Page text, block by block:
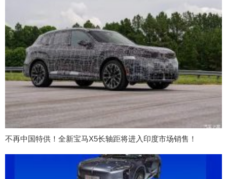
不再中国特供！全新宝马X5长轴距将进入印度市场销售！